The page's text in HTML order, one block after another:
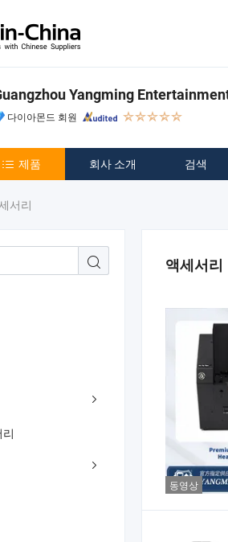
Yangming
다이아몬드 회원
제품 회사 소개 검색
서리
액세서리
동영상